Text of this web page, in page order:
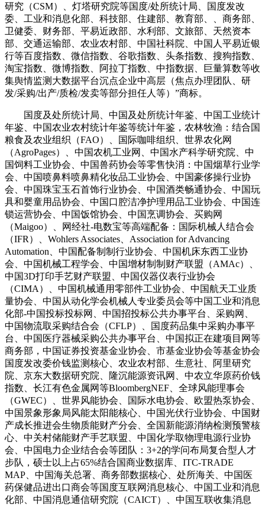
研究（CSM）、灯塔研究院等国度/处所统计局、国度发改
委、工业和消息化部、科技部、住建部、教育部、、商务部、
卫健委、财务部、平易近政部、水利部、文旅部、天然资本
部、交通运输部、农业农村部、中国社科院、中国人平易近银
行等百度指数、微信指数、谷歌指数、头条指数、搜狗指数、
淘宝指数、微博指数、阿拉丁指数、中指数据、巨量算数等收
集舆情监测大数据平台沉点企业中高层（焦点办理团队、研
发/采购/出产/质检/发卖等部分担任人等）”商标。
国度及处所统计局、中国及处所统计年鉴、中国工业统计
年鉴、中国农业农村统计年鉴等统计年鉴，农林牧渔：结合国
粮食及农业组织（FAO）、国际咖啡组织、世界农化网
（AgroPages）、中国农机工业网、中国水产科学研究院、中
国饲料工业协会、中国兽药协会等零售快消：中国烟草行业学
会、中国喷鼻料喷鼻精化妆品工业协会、中国豪侈操行业协
会、中国珠宝玉石首饰行业协会、中国酒类畅通协会、中国玩
具和婴童用品协会、中国口腔洁净护理用品工业协会、中国连
锁运营协会、中国饭馆协会、中国烹调协会、买购网
（Maigoo）、网经社-电数宝等高端配备：国际机械人结合会
（IFR）、Wohlers Associates、Association for Advancing
Automation、中国配备制制行业协会、中国机床东西工业协
会、中国机械工程学会、中国增材制制财产联盟（AMAc）、
中国3D打印手艺财产联盟、中国仪器仪表行业协会
（CIMA）、中国机械通用零部件工业协会、中国航天工业质
量协会、中国从动化学会机械人专业委员会等中国工业和消息
化部-中国投标投标网、中国招投标公共办事平台、采购网、
中国物流取采购结合会（CFLP）、国度药品集中采购办事平
台、中国医疗器械采购公共办事平台、中国拟正在建项目网等
商务部，中国证券投资基金业协会、市基金业协会等基金协会
国度发改委价钱监测核心、农业农村部、生意社、阿里研究
院、京东大数据研究院、隆沉能源资讯网、中农立华原药价钱
指数、长江有色金属网等BloombergNEF、全球风能理事会
（GWEC）、世界风能协会、国际水电协会、欧盟热泵协会、
中国景象形象局风能太阳能核心、中国光伏行业协会、中国财
产成长推进会生物质能财产分会、全国新能源消纳检测预警核
心、中关村储能财产手艺联盟、中国化学取物理电源行业协
会、中国电力企业结合会等团队：3+2的学问布局复合型人才
步队，硕士以上占65%结合国商业数据库、ITC-TRADE
MAP、中国海关总署、商务部数据核心、处所海关、中国医
药保健品进出口商会等国度互联网消息核心、中国工业和消息
化部、中国消息通信研究院（CAICT）、中国互联收集消息